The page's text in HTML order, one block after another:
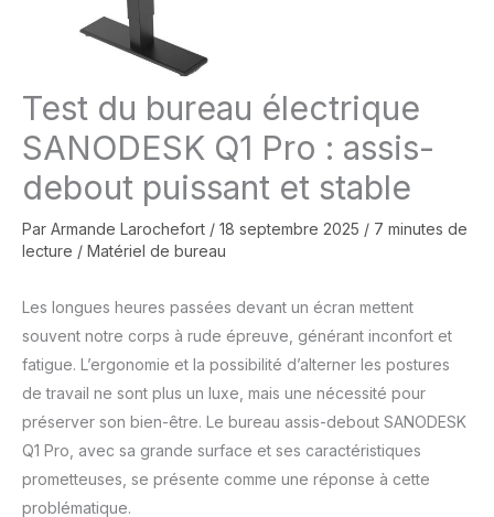
Test du bureau électrique
SANODESK Q1 Pro : assis-
debout puissant et stable
Par Armande Larochefort / 18 septembre 2025 / 7 minutes de
lecture / Matériel de bureau
Les longues heures passées devant un écran mettent
souvent notre corps à rude épreuve, générant inconfort et
fatigue. L’ergonomie et la possibilité d’alterner les postures
de travail ne sont plus un luxe, mais une nécessité pour
préserver son bien-être. Le bureau assis-debout SANODESK
Q1 Pro, avec sa grande surface et ses caractéristiques
prometteuses, se présente comme une réponse à cette
problématique.